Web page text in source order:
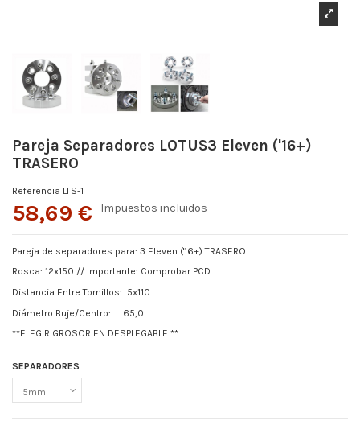
Pareja Separadores LOTUS3 Eleven ('16+)
TRASERO
Referencia LTS-1
58,69 € Impuestos incluidos
Pareja de separadores para: 3 Eleven ('16+) TRASERO
Rosca: 12x150 // Importante: Comprobar PCD
Distancia Entre Tornillos: 5x110
Diámetro Buje/Centro: 65,0
**ELEGIR GROSOR EN DESPLEGABLE **
SEPARADORES